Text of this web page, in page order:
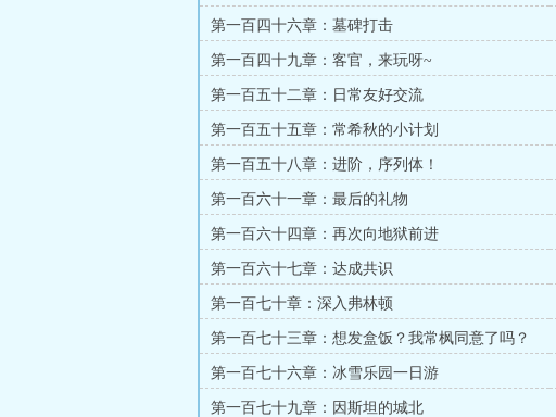
第一百四十六章：墓碑打击
第一百四十九章：客官，来玩呀~
第一百五十二章：日常友好交流
第一百五十五章：常希秋的小计划
第一百五十八章：进阶，序列体！
第一百六十一章：最后的礼物
第一百六十四章：再次向地狱前进
第一百六十七章：达成共识
第一百七十章：深入弗林顿
第一百七十三章：想发盒饭？我常枫同意了吗？
（二合一）
第一百七十六章：冰雪乐园一日游
第一百七十九章：因斯坦的城北